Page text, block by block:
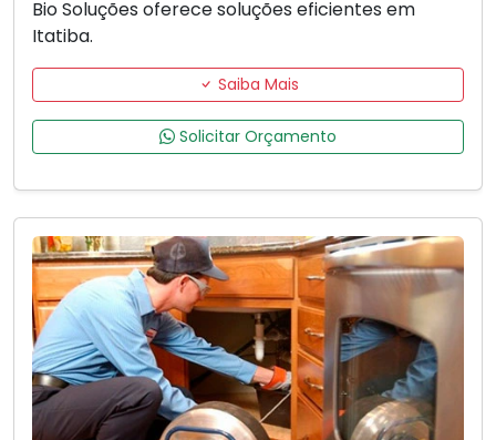
Bio Soluções oferece soluções eficientes em
Itatiba.
Saiba Mais
Solicitar Orçamento